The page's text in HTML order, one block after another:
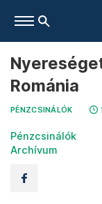
Románia
PÉNZCSINÁLÓK
Pénzcsinálók
Archívum